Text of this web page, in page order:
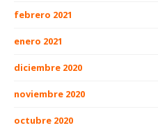
febrero 2021
enero 2021
diciembre 2020
noviembre 2020
octubre 2020